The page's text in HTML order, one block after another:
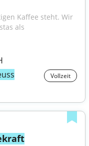
Kaffee steht. Wir
als
Vollzeit